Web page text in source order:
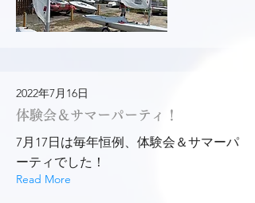
2022年7月16日
体験会＆サマーパーティ！
7月17日は毎年恒例、体験会＆サマーパ
ーティでした！
Read More